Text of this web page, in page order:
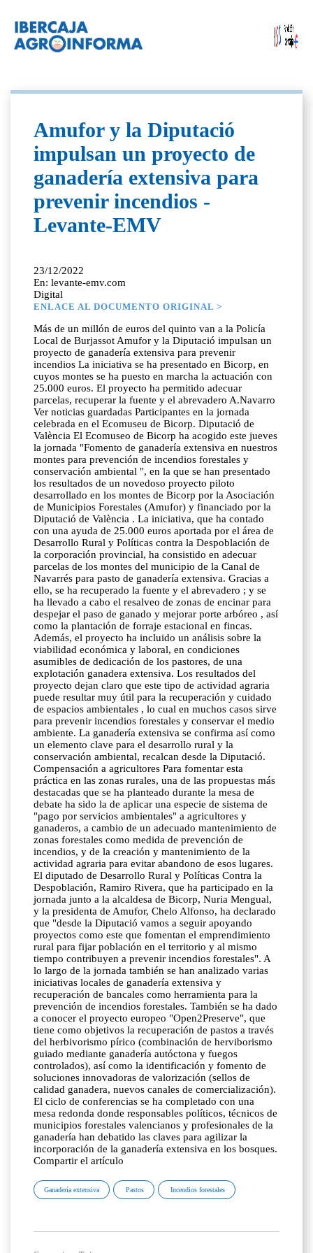
Amufor y la Diputació
impulsan un proyecto de
ganadería extensiva para
prevenir incendios -
Levante-EMV
23/12/2022
En: levante-emv.com
Digital
ENLACE AL DOCUMENTO ORIGINAL >
Más de un millón de euros del quinto van a la Policía
Local de Burjassot Amufor y la Diputació impulsan un
proyecto de ganadería extensiva para prevenir
incendios La iniciativa se ha presentado en Bicorp, en
cuyos montes se ha puesto en marcha la actuación con
25.000 euros. El proyecto ha permitido adecuar
parcelas, recuperar la fuente y el abrevadero A.Navarro
Ver noticias guardadas Participantes en la jornada
celebrada en el Ecomuseu de Bicorp. Diputació de
València El Ecomuseo de Bicorp ha acogido este jueves
la jornada "Fomento de ganadería extensiva en nuestros
montes para prevención de incendios forestales y
conservación ambiental ", en la que se han presentado
los resultados de un novedoso proyecto piloto
desarrollado en los montes de Bicorp por la Asociación
de Municipios Forestales (Amufor) y financiado por la
Diputació de València . La iniciativa, que ha contado
con una ayuda de 25.000 euros aportada por el área de
Desarrollo Rural y Políticas contra la Despoblación de
la corporación provincial, ha consistido en adecuar
parcelas de los montes del municipio de la Canal de
Navarrés para pasto de ganadería extensiva. Gracias a
ello, se ha recuperado la fuente y el abrevadero ; y se
ha llevado a cabo el resalveo de zonas de encinar para
despejar el paso de ganado y mejorar porte arbóreo , así
como la plantación de forraje estacional en fincas.
Además, el proyecto ha incluido un análisis sobre la
viabilidad económica y laboral, en condiciones
asumibles de dedicación de los pastores, de una
explotación ganadera extensiva. Los resultados del
proyecto dejan claro que este tipo de actividad agraria
puede resultar muy útil para la recuperación y cuidado
de espacios ambientales , lo cual en muchos casos sirve
para prevenir incendios forestales y conservar el medio
ambiente. La ganadería extensiva se confirma así como
un elemento clave para el desarrollo rural y la
conservación ambiental, recalcan desde la Diputació.
Compensación a agricultores Para fomentar esta
práctica en las zonas rurales, una de las propuestas más
destacadas que se ha planteado durante la mesa de
debate ha sido la de aplicar una especie de sistema de
"pago por servicios ambientales" a agricultores y
ganaderos, a cambio de un adecuado mantenimiento de
zonas forestales como medida de prevención de
incendios, y de la creación y mantenimiento de la
actividad agraria para evitar abandono de esos lugares.
El diputado de Desarrollo Rural y Políticas Contra la
Despoblación, Ramiro Rivera, que ha participado en la
jornada junto a la alcaldesa de Bicorp, Nuria Mengual,
y la presidenta de Amufor, Chelo Alfonso, ha declarado
que "desde la Diputació vamos a seguir apoyando
proyectos como este que fomentan el emprendimiento
rural para fijar población en el territorio y al mismo
tiempo contribuyen a prevenir incendios forestales". A
lo largo de la jornada también se han analizado varias
iniciativas locales de ganadería extensiva y
recuperación de bancales como herramienta para la
prevención de incendios forestales. También se ha dado
a conocer el proyecto europeo "Open2Preserve", que
tiene como objetivos la recuperación de pastos a través
del herbivorismo pírico (combinación de herviborismo
guiado mediante ganadería autóctona y fuegos
controlados), así como la identificación y fomento de
soluciones innovadoras de valorización (sellos de
calidad ganadera, nuevos canales de comercialización).
El ciclo de conferencias se ha completado con una
mesa redonda donde responsables políticos, técnicos de
municipios forestales valencianos y profesionales de la
ganadería han debatido las claves para agilizar la
incorporación de la ganadería extensiva en los bosques.
Compartir el artículo
Ganadería extensiva Pastos Incendios forestales